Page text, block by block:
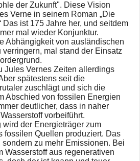
der Zukunft". Diese Vision
Verne in seinem Roman „Die
Das ist 175 Jahre her, und seitdem
mal wieder Konjunktur.
Abhängigkeit von ausländischen
verringern, mal stand der Einsatz
Jules Vernes Zeiten allerdings
spätestens seit die
zuschlägt und sich die
Abschied von fossilen Energien
deutlicher, dass in naher
vorbeiführt.
der Energieträger zum
fossilen Quellen produziert. Das
zu mehr Emissionen. Bei
Wasserstoff aus regenerativen